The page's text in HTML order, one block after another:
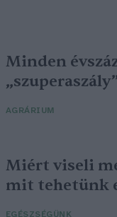
Minden
AGRÁRIUM
Miért viseli
mit tehetünk
EGÉSZSÉGÜNK